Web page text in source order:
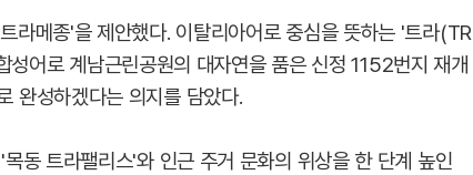
라메종'을 제안했다. 이탈리아어로 중심을 뜻하는 '트라(TR
어로 계남근린공원의 대자연을 품은 신정 1152번지 재개
완성하겠다는 의지를 담았다.
동 트라팰리스'와 인근 주거 문화의 위상을 한 단계 높인